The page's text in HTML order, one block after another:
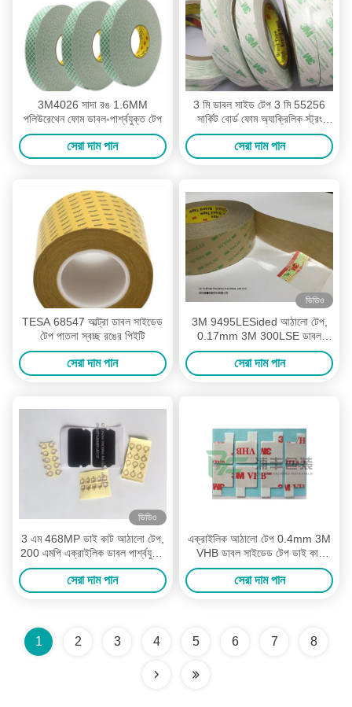
3M4026 সাদা রঙ 1.6MM
পলিউরেথেন ফোম ডাবল-পার্শ্বযুক্ত টেপ
সেরা দাম পান
3 মি ডাবল সাইড টেপ 3 মি 55256
সার্কিট বোর্ড ফোম অ্যাক্রিলিক স্ট্রং
আঠালো ফিক্সিং টেপ
সেরা দাম পান
TESA 68547 আল্ট্রা ডাবল সাইডেড
টেপ পাতলা স্বচ্ছ রঙের পিইটি
সেরা দাম পান
ভিডিও
3M 9495LESided আঠালো টেপ,
0.17mm 3M 300LSE ডাবল
সাইডেড টেপ
সেরা দাম পান
ভিডিও
3 এম 468MP ডাই কাট আঠালো টেপ,
200 এমপি এক্রাইলিক ডাবল পার্শ্বযুক্ত
টেপ
সেরা দাম পান
এক্রাইলিক আঠালো টেপ 0.4mm 3M
VHB ডাবল সাইডেড টেপ ডাই কাট
আঠালো টেপ
সেরা দাম পান
1 2 3 4 5 6 7 8